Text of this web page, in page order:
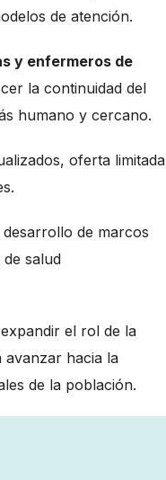
de atención.
y enfermeros de
la continuidad del
humano y cercano.
oferta limitada
de marcos
salud
el rol de la
avanzar hacia la
de la población.